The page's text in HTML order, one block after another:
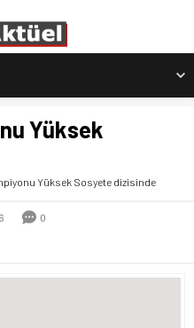
Yüksek
Yüksek Sosyete dizisinde
0